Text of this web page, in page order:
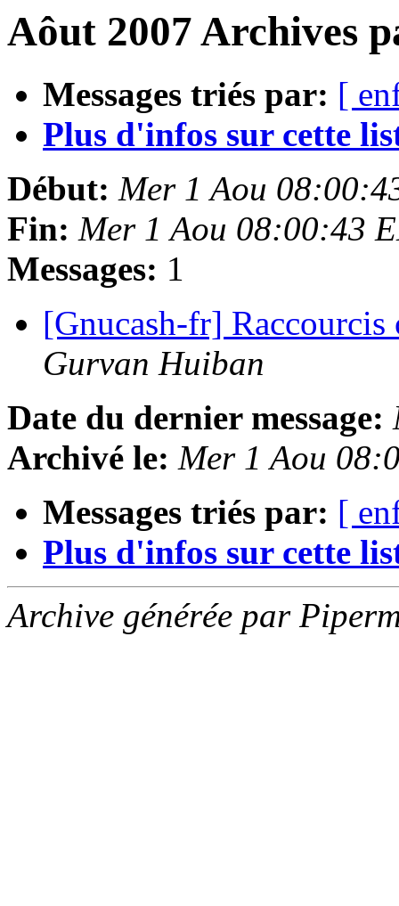
Aôut 2007 Archives
Messages triés par: [
Plus d'infos sur cette
Début: Mer 1 Aou
Fin: Mer 1 Aou 08:00:43
Messages: 1
[Gnucash-fr]
Gurvan Huiban
Date du dernier message:
Archivé le: Mer 1 Aou
Messages triés par: [
Plus d'infos sur cette
Archive générée par